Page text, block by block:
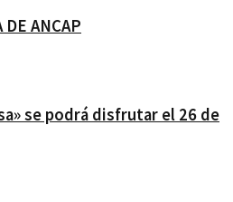
DE ANCAP
se podrá disfrutar el 26 de